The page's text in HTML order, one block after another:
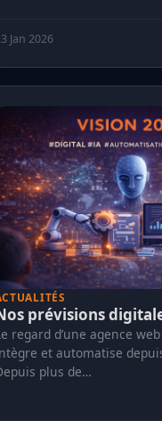
Jan 2026
prévisions
regard d’une agence
et automatise
plus de…